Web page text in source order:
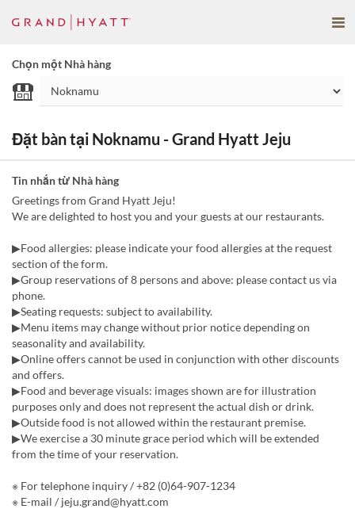
Chọn một Nhà hàng
Đặt bàn tại Noknamu - Grand Hyatt Jeju
Tin nhắn từ Nhà hàng
Greetings from Grand Hyatt Jeju!
We are delighted to host you and your guests at our restaurants.
▶Food allergies: please indicate your food allergies at the request
section of the form.
▶Group reservations of 8 persons and above: please contact us via
phone.
▶Seating requests: subject to availability.
▶Menu items may change without prior notice depending on
seasonality and availability.
▶Online offers cannot be used in conjunction with other discounts
and offers.
▶Food and beverage visuals: images shown are for illustration
purposes only and does not represent the actual dish or drink.
▶Outside food is not allowed within the restaurant premise.
▶We exercise a 30 minute grace period which will be extended
from the time of your reservation.
※ For telephone inquiry / +82 (0)64-907-1234
※ E-mail / jeju.grand@hyatt.com